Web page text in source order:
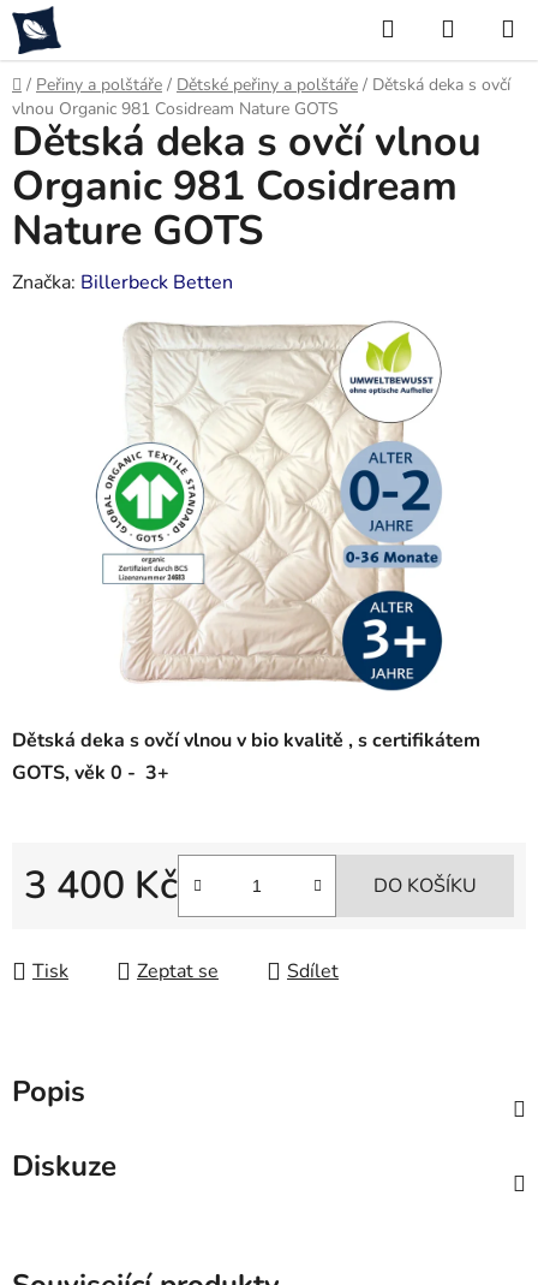
Přejít
na
obsah
Hledat
KOŠÍK
Domů
/ Peřiny a polštáře / Dětské peřiny a polštáře / Dětská deka s ovčí
vlnou Organic 981 Cosidream Nature GOTS
Dětská deka s ovčí vlnou v bio kvalitě , s certifikátem
GOTS, věk 0 - 3+
3 400 Kč DO KOŠÍKU
Tisk Zeptat se Sdílet
Dětská deka s ovčí vlnou
Organic 981 Cosidream
Nature GOTS
Značka: Billerbeck Betten
Popis
Diskuze